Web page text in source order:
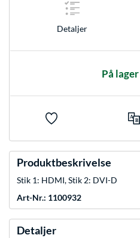
Detaljer
På lager
Produktbeskrivelse
Stik 1: HDMI, Stik 2: DVI-D
Art-Nr.: 1100932
Detaljer